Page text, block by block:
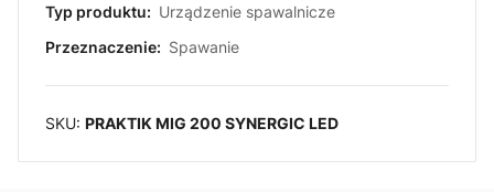
Typ produktu: Urządzenie spawalnicze
Przeznaczenie: Spawanie
SKU: PRAKTIK MIG 200 SYNERGIC LED